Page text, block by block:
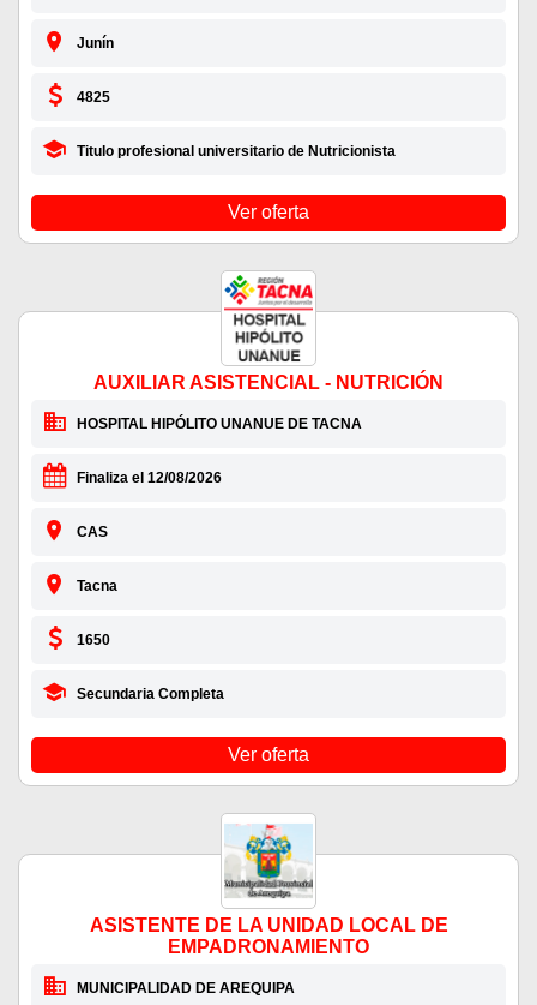
Junín
4825
Titulo profesional universitario de Nutricionista
Ver oferta
AUXILIAR ASISTENCIAL - NUTRICIÓN
HOSPITAL HIPÓLITO UNANUE DE TACNA
Finaliza el 12/08/2026
CAS
Tacna
1650
Secundaria Completa
Ver oferta
ASISTENTE DE LA UNIDAD LOCAL DE
EMPADRONAMIENTO
MUNICIPALIDAD DE AREQUIPA